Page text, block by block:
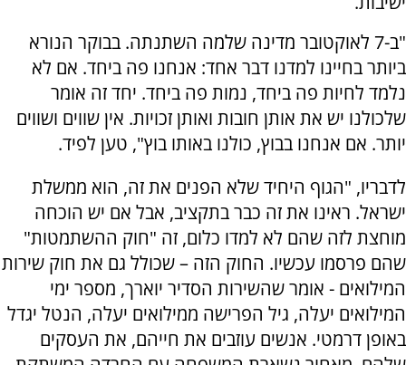
"ב-7 לאוקטובר מדינה שלמה השתנתה. בבוקר הנורא
ביותר בחיינו למדנו דבר אחד: אנחנו פה ביחד. אם לא
נלמד לחיות פה ביחד, נמות פה ביחד. יחד זה אומר
שלכולנו יש את אותן חובות ואותן זכויות. אין שווים ושווים
יותר. אם אנחנו בבוץ, כולנו באותו בוץ", טען לפיד.
לדבריו, "הגוף היחיד שלא הפנים את זה, הוא ממשלת
ישראל. ראינו את זה כבר בתקציב, אבל אם יש הוכחה
מוחצת לזה שהם לא למדו כלום, זה "חוק ההשתמטות"
שהם פרסמו עכשיו. החוק הזה – שכולל גם את חוק שירות
המילואים - אומר שהשירות הסדיר יוארך, מספר ימי
המילואים יעלה, גיל הפרישה ממילואים יעלה, הנטל יגדל
באופן דרמטי. אנשים עוזבים את חייהם, את העסקים